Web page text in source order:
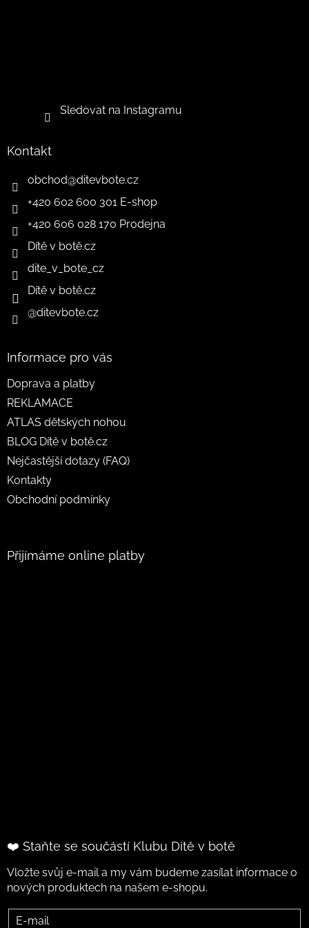
Sledovat na Instagramu
Kontakt
obchod@ditevbote.cz
+420 602 600 301 E-shop
+420 606 028 170 Prodejna
Dítě v botě.cz
dite_v_bote_cz
Dítě v botě.cz
@ditevbote.cz
Informace pro vás
Doprava a platby
REKLAMACE
ATLAS dětských nohou
BLOG Dítě v botě.cz
Nejčastější dotazy (FAQ)
Kontakty
Obchodní podmínky
Přijímáme online platby
❤️ Staňte se součástí Klubu Dítě v botě
Vložte svůj e-mail a my vám budeme zasílat informace o
nových produktech na našem e-shopu.
E-mail